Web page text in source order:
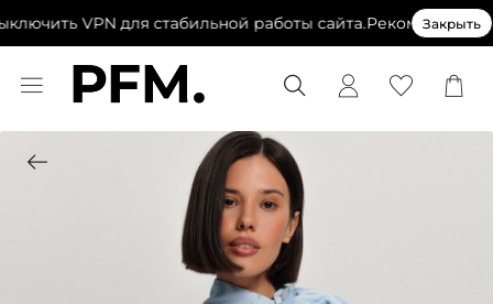
VPN для стабильной работы сайта.Рекомендуем
Закрыть